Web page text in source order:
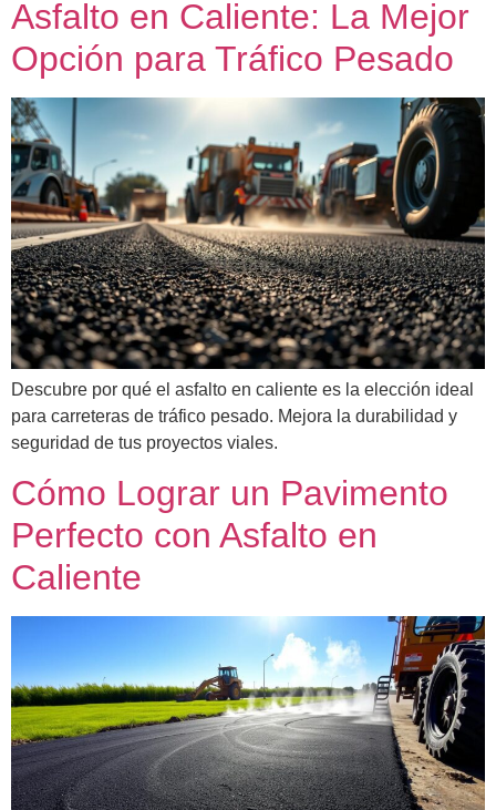
Asfalto en Caliente: La Mejor
Opción para Tráfico Pesado
Descubre por qué el asfalto en caliente es la elección ideal
para carreteras de tráfico pesado. Mejora la durabilidad y
seguridad de tus proyectos viales.
Cómo Lograr un Pavimento
Perfecto con Asfalto en
Caliente